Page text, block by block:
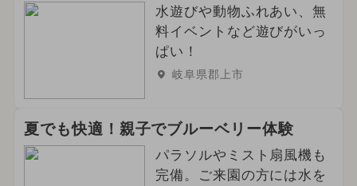
水遊びや動物ふれあい、無
料イベントなど遊びがいっ
ぱい！
岐阜県郡上市
夏でも快適！親子でブルーベリー体験
パラソルやミスト扇風機も
完備。ご来園の方には水を